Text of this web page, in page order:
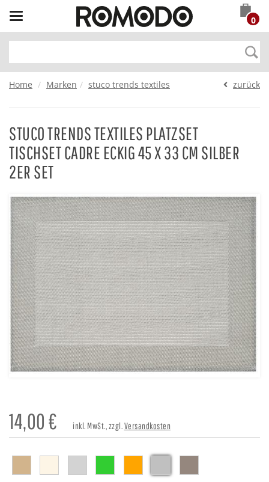
Toggle
navigation
0
Home Marken stuco trends textiles zurück
STUCO TRENDS TEXTILES PLATZSET
TISCHSET CADRE ECKIG 45 X 33 CM SILBER
2ER SET
14,00€ inkl. MwSt., zzgl.Versandkosten